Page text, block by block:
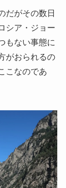
だがその数日
シア・ジョー
もない事態に
がおられるの
こなのであ